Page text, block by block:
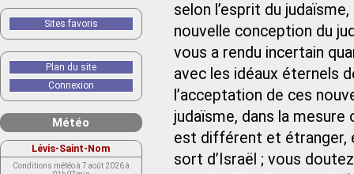
selon l’esprit du
nouvelle conception du
vous a rendu incertain
avec les idéaux éternels
l’acceptation de ces
judaïsme, dans la mesure
est différent et étranger,
sort d’Israël ; vous
Sites favoris
Plan du site
Connexion
Météo
Lévis-Saint-Nom
Conditions météo à 7 août 2026 à